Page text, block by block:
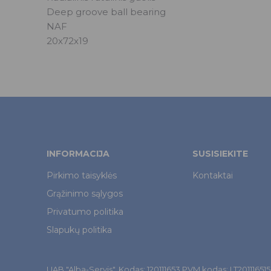
Deep groove ball bearing
NAF
20x72x19
INFORMACIJA
Pirkimo taisyklės
Grąžinimo sąlygos
Privatumo politika
Slapukų politika
SUSISIEKITE
Kontaktai